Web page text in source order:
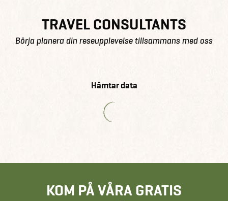
TRAVEL CONSULTANTS
Börja planera din reseupplevelse tillsammans med oss
Hämtar data
KOM PÅ VÅRA GRATIS